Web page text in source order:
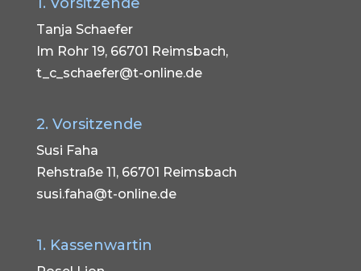
Tanja Schaefer
Im Rohr 19, 66701 Reimsbach,
t_c_schaefer@t-online.de
2. Vorsitzende
Susi Faha
Rehstraße 11, 66701 Reimsbach
susi.faha@t-online.de
1. Kassenwartin